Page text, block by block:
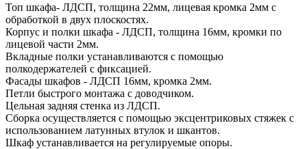
Топ шкафа- ЛДСП, толщина 22мм, лицевая кромка 2мм с
обработкой в двух плоскостях.
Корпус и полки шкафа - ЛДСП, толщина 16мм, кромки по
лицевой части 2мм.
Вкладные полки устанавливаются с помощью
полкодержателей с фиксацией.
Фасады шкафов - ЛДСП 16мм, кромка 2мм.
Петли быстрого монтажа с доводчиком.
Цельная задняя стенка из ЛДСП.
Сборка осуществляется с помощью эксцентриковых стяжек с
использованием латунных втулок и шкантов.
Шкаф устанавливается на регулируемые опоры.